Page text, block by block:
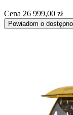
Cena 26 999,00 zł
Powiadom o